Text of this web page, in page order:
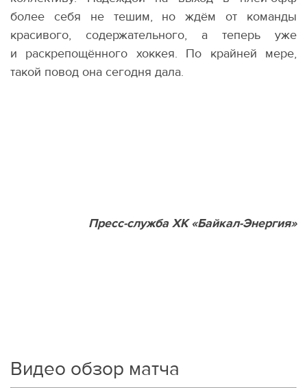
более себя не тешим, но ждём от команды
красивого, содержательного, а теперь уже
и раскрепощённого хоккея. По крайней мере,
такой повод она сегодня дала.
Пресс-служба ХК «Байкал-Энергия»
Видео обзор матча